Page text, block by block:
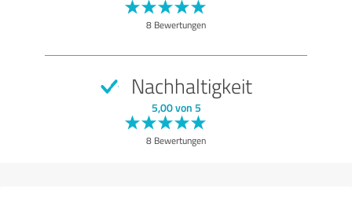
8 Bewertungen
Nachhaltigkeit
5,00 von 5
8 Bewertungen